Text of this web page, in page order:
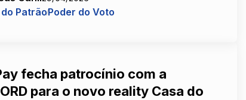
PatrãoPoder do Voto
fecha patrocínio com a
para o novo reality Casa do